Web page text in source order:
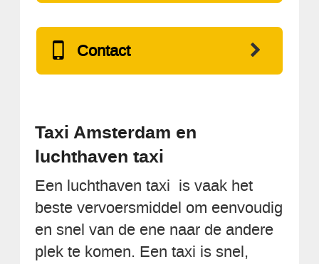
Contact
Taxi Amsterdam en
luchthaven taxi
Een luchthaven taxi is vaak het
beste vervoersmiddel om eenvoudig
en snel van de ene naar de andere
plek te komen. Een taxi is snel,